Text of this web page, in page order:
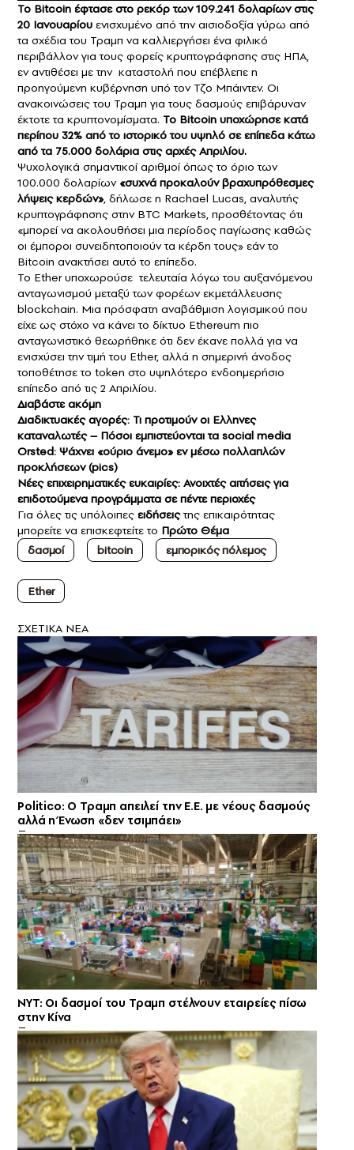
Το Bitcoin έφτασε στο ρεκόρ των 109.241 δολαρίων στις
20 Ιανουαρίου ενισχυμένο από την αισιοδοξία γύρω από
τα σχέδια του Τραμπ να καλλιεργήσει ένα φιλικό
περιβάλλον για τους φορείς κρυπτογράφησης στις ΗΠΑ,
εν αντιθέσει με την καταστολή που επέβλεπε η
προηγούμενη κυβέρνηση υπό τον Τζο Μπάιντεν. Οι
ανακοινώσεις του Τραμπ για τους δασμούς επιβάρυναν
έκτοτε τα κρυπτονομίσματα. Το Bitcoin υποχώρησε κατά
περίπου 32% από το ιστορικό του υψηλό σε επίπεδα κάτω
από τα 75.000 δολάρια στις αρχές Απριλίου.
Ψυχολογικά σημαντικοί αριθμοί όπως το όριο των
100.000 δολαρίων «συχνά προκαλούν βραχυπρόθεσμες
λήψεις κερδών», δήλωσε η Rachael Lucas, αναλυτής
κρυπτογράφησης στην BTC Markets, προσθέτοντας ότι
«μπορεί να ακολουθήσει μια περίοδος παγίωσης καθώς
οι έμποροι συνειδητοποιούν τα κέρδη τους» εάν το
Bitcoin ανακτήσει αυτό το επίπεδο.
Το Ether υποχωρούσε τελευταία λόγω του αυξανόμενου
ανταγωνισμού μεταξύ των φορέων εκμετάλλευσης
blockchain. Μια πρόσφατη αναβάθμιση λογισμικού που
είχε ως στόχο να κάνει το δίκτυο Ethereum πιο
ανταγωνιστικό θεωρήθηκε ότι δεν έκανε πολλά για να
ενισχύσει την τιμή του Ether, αλλά η σημερινή άνοδος
τοποθέτησε το token στο υψηλότερο ενδοημερήσιο
επίπεδο από τις 2 Απριλίου.
Διαβάστε ακόμη
Διαδικτυακές αγορές: Τι προτιμούν οι Ελληνες
καταναλωτές – Πόσοι εμπιστεύονται τα social media
Orsted: Ψάχνει «ούριο άνεμο» εν μέσω πολλαπλών
προκλήσεων (pics)
Νέες επιχειρηματικές ευκαιρίες: Ανοιχτές αιτήσεις για
επιδοτούμενα προγράμματα σε πέντε περιοχές
Για όλες τις υπόλοιπες ειδήσειςτης επικαιρότητας
μπορείτε να επισκεφτείτε το Πρώτο Θέμα
δασμοί
bitcoin εμπορικός πόλεμος
Ether
ΣXETIKA NEA
Politico: Ο Τραμπ απειλεί την Ε.Ε. με νέους δασμούς
αλλά η Ένωση «δεν τσιμπάει»
NYT: Οι δασμοί του Τραμπ στέλνουν εταιρείες πίσω
στην Κίνα